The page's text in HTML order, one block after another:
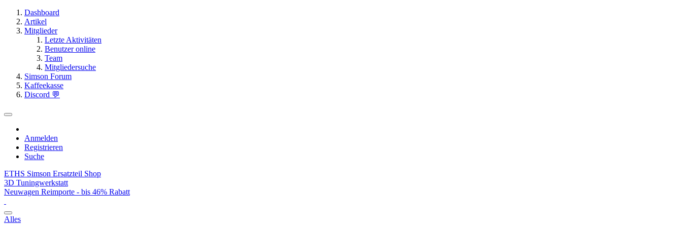
Dashboard
Artikel
Mitglieder
Letzte Aktivitäten
Benutzer online
Team
Mitgliedersuche
Simson Forum
Kaffeekasse
Discord 💬
Anmelden
Registrieren
Suche
ETHS Simson Ersatzteil Shop
3D Tuningwerkstatt
Neuwagen Reimporte - bis 46% Rabatt
Alles